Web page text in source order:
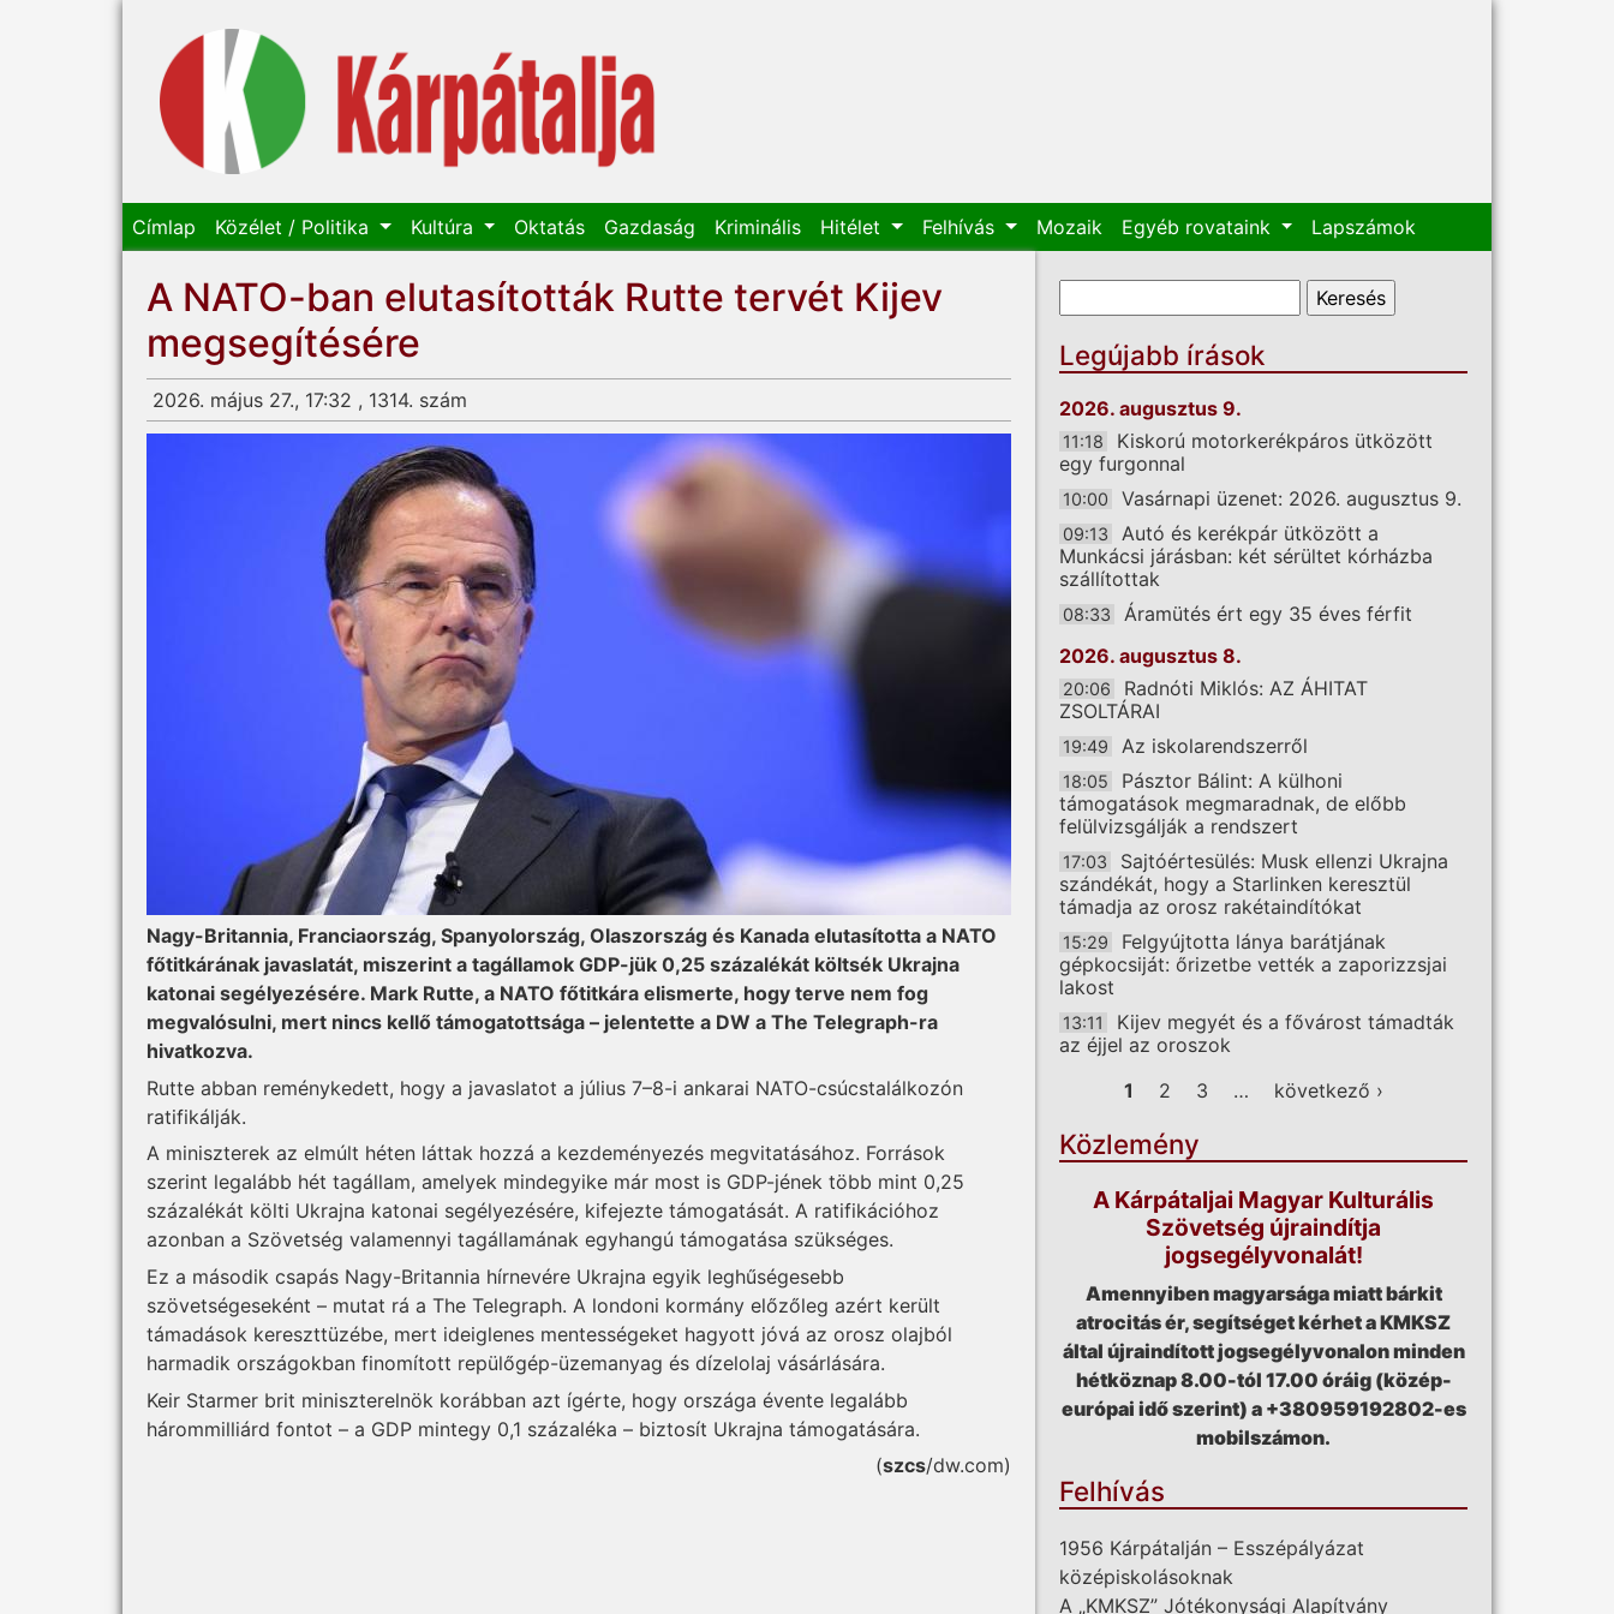
Címlap Közélet / Politika Kultúra Oktatás Gazdaság Kriminális Hitélet Felhívás Mozaik Egyéb rovataink Lapszámok
A NATO-ban elutasították Rutte tervét Kijev
megsegítésére
2026. május 27., 17:32 , 1314. szám
Nagy-Britannia, Franciaország, Spanyolország, Olaszország és Kanada elutasította a NATO
főtitkárának javaslatát, miszerint a tagállamok GDP-jük 0,25 százalékát költsék Ukrajna
katonai segélyezésére. Mark Rutte, a NATO főtitkára elismerte, hogy terve nem fog
megvalósulni, mert nincs kellő támogatottsága – jelentette a DW a The Telegraph-ra
hivatkozva.
Rutte abban reménykedett, hogy a javaslatot a július 7–8-i ankarai NATO-csúcstalálkozón
ratifikálják.
A miniszterek az elmúlt héten láttak hozzá a kezdeményezés megvitatásához. Források
szerint legalább hét tagállam, amelyek mindegyike már most is GDP-jének több mint 0,25
százalékát költi Ukrajna katonai segélyezésére, kifejezte támogatását. A ratifikációhoz
azonban a Szövetség valamennyi tagállamának egyhangú támogatása szükséges.
Ez a második csapás Nagy-Britannia hírnevére Ukrajna egyik leghűségesebb
szövetségeseként – mutat rá a The Telegraph. A londoni kormány előzőleg azért került
támadások kereszttüzébe, mert ideiglenes mentességeket hagyott jóvá az orosz olajból
harmadik országokban finomított repülőgép-üzemanyag és dízelolaj vásárlására.
Keir Starmer brit miniszterelnök korábban azt ígérte, hogy országa évente legalább
hárommilliárd fontot – a GDP mintegy 0,1 százaléka – biztosít Ukrajna támogatására.
(szcs/dw.com)
Keresés űrlap
Legújabb írások
2026. augusztus 9.
11:18
Kiskorú motorkerékpáros ütközött
egy furgonnal
10:00 Vasárnapi üzenet: 2026. augusztus 9.
09:13
Autó és kerékpár ütközött a
Munkácsi járásban: két sérültet kórházba
szállítottak
08:33
Áramütés ért egy 35 éves férfit
2026. augusztus 8.
20:06
Radnóti Miklós: AZ ÁHITAT
ZSOLTÁRAI
19:49 Az iskolarendszerről
18:05
Pásztor Bálint: A külhoni
támogatások megmaradnak, de előbb
felülvizsgálják a rendszert
17:03
Sajtóértesülés: Musk ellenzi Ukrajna
szándékát, hogy a Starlinken keresztül
támadja az orosz rakétaindítókat
15:29
Felgyújtotta lánya barátjának
gépkocsiját: őrizetbe vették a zaporizzsjai
lakost
13:11
Kijev megyét és a fővárost támadták
az éjjel az oroszok
Oldalak
1 2 3 … következő ›
Közlemény
A Kárpátaljai Magyar Kulturális
Szövetség újraindítja
jogsegélyvonalát!
Amennyiben magyarsága miatt bárkit
atrocitás ér, segítséget kérhet a KMKSZ
által újraindított jogsegélyvonalon minden
hétköznap 8.00-tól 17.00 óráig (közép-
európai idő szerint) a +380959192802-es
mobilszámon.
Felhívás
1956 Kárpátalján – Esszépályázat
középiskolásoknak
A „KMKSZ” Jótékonysági Alapítvány